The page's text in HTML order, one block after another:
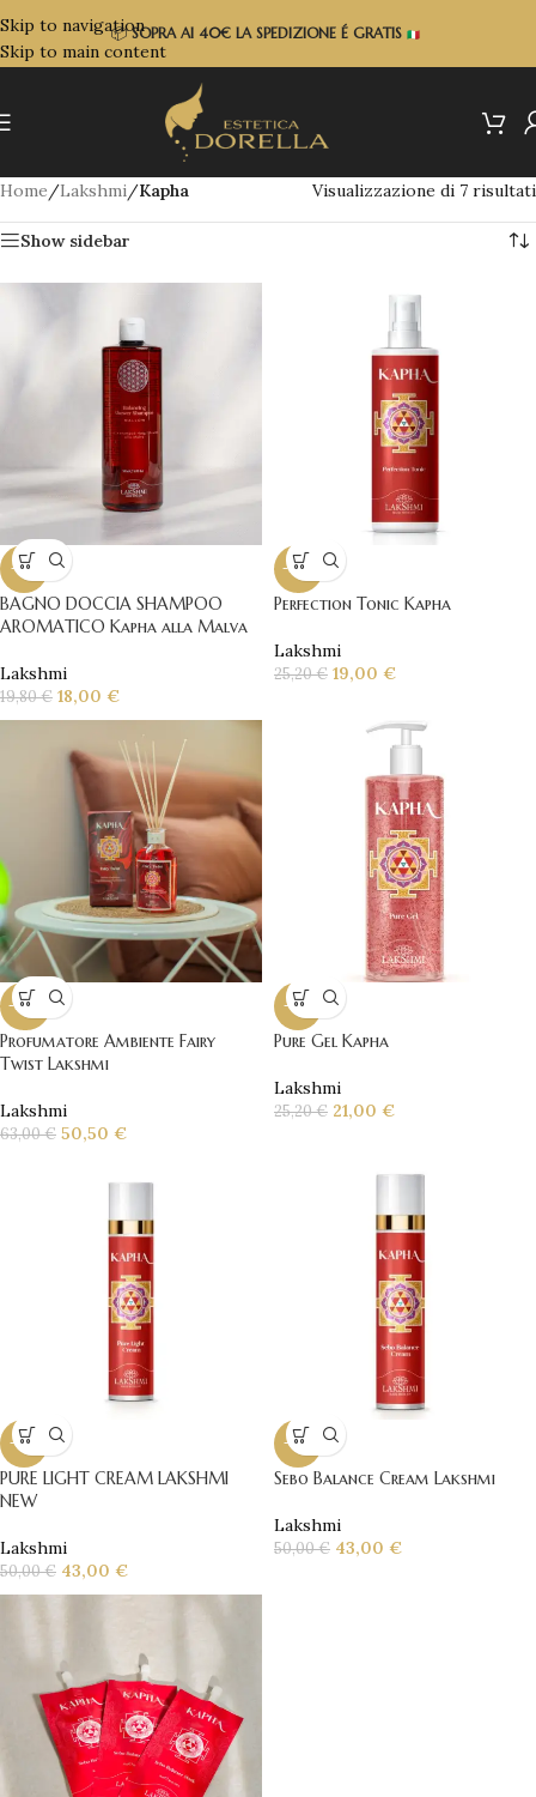
Skip to navigation
Skip to main content
📦 SOPRAAI 40€ LA SPEDIZIONE É GRATIS
Home/Lakshmi/Kapha Visualizzazione di 7 risultati
Show sidebar
-9%
BAGNO DOCCIA SHAMPOO
AROMATICO Kapha alla Malva
Lakshmi
19,80€ 18,00 €
-25%
Perfection Tonic Kapha
Lakshmi
25,20€ 19,00 €
-20%
Profumatore Ambiente Fairy
Twist Lakshmi
Lakshmi
63,00€ 50,50 €
-17%
Pure Gel Kapha
Lakshmi
25,20€ 21,00 €
-14%
PURE LIGHT CREAM LAKSHMI
NEW
Lakshmi
50,00€ 43,00 €
-14%
Sebo Balance Cream Lakshmi
Lakshmi
50,00€ 43,00 €